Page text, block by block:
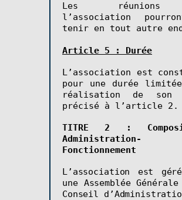
Les
l’association
tenir en tout autre
Article 5 : Durée
L’association est
pour une durée
réalisation de son
précisé à l’article 2.
TITRE 2 :
Administration-
Fonctionnement
L’association est
une Assemblée
Conseil